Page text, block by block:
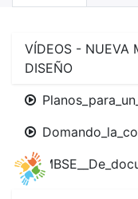
VÍDEOS - NUEVA
DISEÑO